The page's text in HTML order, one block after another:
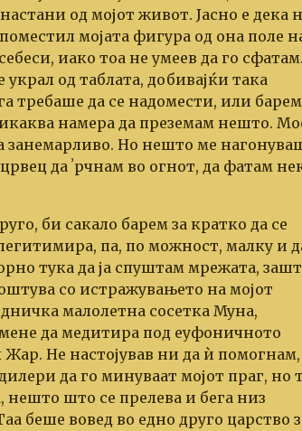
од мојот живот. Јасно е дека
мојата фигура од она поле
иако тоа не умеев да го сфатам.
од таблата, добивајќи така
требаше да се надомести, или
намера да преземам нешто.
занемарливо. Но нешто ме
да ʼрчнам во огнот, да фатам
би сакало барем за кратко да се
па, по можност, малку и
тука да ја спуштам мрежата,
со истражувањето на мојот
малолетна сосетка Муна,
да медитира под еуфоничното
Не настојував ни да ѝ
да го минуваат мојот праг, но
нешто што се прелева и бега низ
беше вовед во едно друго царство